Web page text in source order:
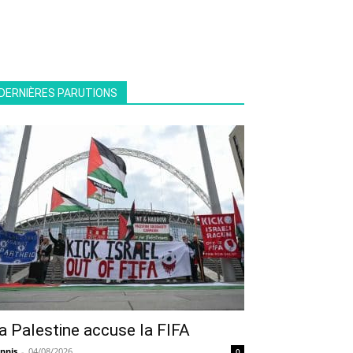
PARUTIONS
Palestine accuse la FIFA